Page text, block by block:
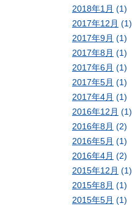
2018年1月 (1)
2017年12月 (1)
2017年9月 (1)
2017年8月 (1)
2017年6月 (1)
2017年5月 (1)
2017年4月 (1)
2016年12月 (1)
2016年8月 (2)
2016年5月 (1)
2016年4月 (2)
2015年12月 (1)
2015年8月 (1)
2015年5月 (1)